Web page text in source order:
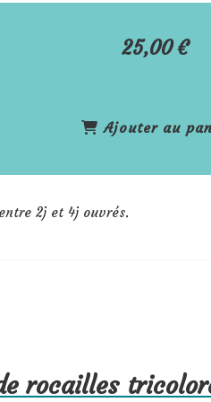
25,00€
Ajouter au
2j et 4j ouvrés.
rocailles